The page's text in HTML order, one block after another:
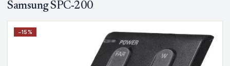
Samsung SPC-200
−15%